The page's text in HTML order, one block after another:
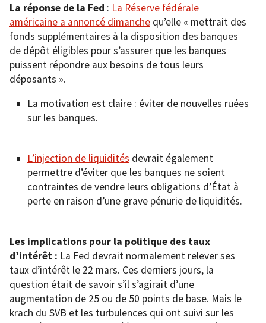
La réponse de la Fed : La Réserve fédérale
américaine a annoncé dimanche qu’elle « mettrait des
fonds supplémentaires à la disposition des banques
de dépôt éligibles pour s’assurer que les banques
puissent répondre aux besoins de tous leurs
déposants ».
La motivation est claire : éviter de nouvelles ruées
sur les banques.
L’injection de liquidités devrait également
permettre d’éviter que les banques ne soient
contraintes de vendre leurs obligations d’État à
perte en raison d’une grave pénurie de liquidités.
Les implications pour la politique des taux
d’intérêt : La Fed devrait normalement relever ses
taux d’intérêt le 22 mars. Ces derniers jours, la
question était de savoir s’il s’agirait d’une
augmentation de 25 ou de 50 points de base. Mais le
krach du SVB et les turbulences qui ont suivi sur les